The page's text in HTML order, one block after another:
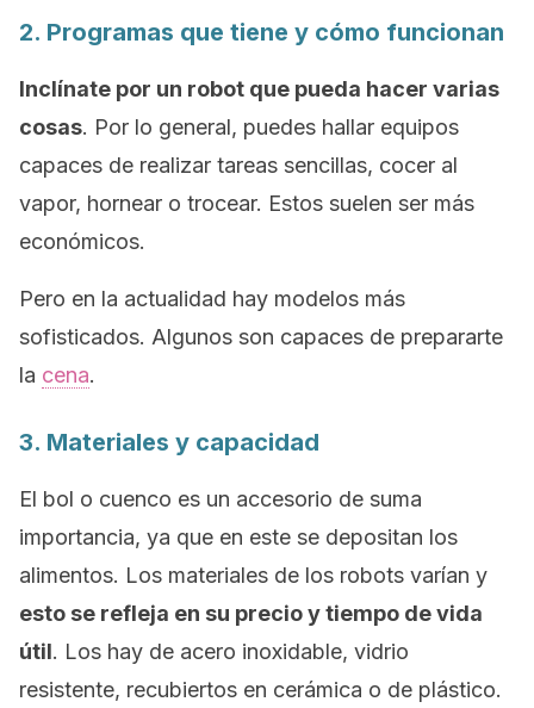
2. Programas que tiene y cómo funcionan
Inclínate por un robot que pueda hacer varias
cosas. Por lo general, puedes hallar equipos
capaces de realizar tareas sencillas, cocer al
vapor, hornear o trocear. Estos suelen ser más
económicos.
Pero en la actualidad hay modelos más
sofisticados. Algunos son capaces de prepararte
la cena.
3. Materiales y capacidad
El bol o cuenco es un accesorio de suma
importancia, ya que en este se depositan los
alimentos. Los materiales de los robots varían y
esto se refleja en su precio y tiempo de vida
útil. Los hay de acero inoxidable, vidrio
resistente, recubiertos en cerámica o de plástico.